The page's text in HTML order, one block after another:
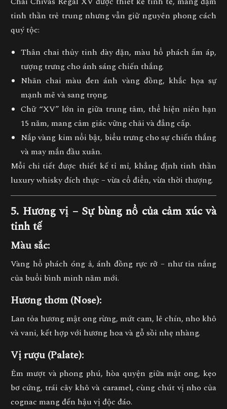
tinh thần trẻ trung nhưng vẫn giữ nguyên phong cách
quý tộc:
Thân chai thủy tinh dày dặn,màu hổ phách ấm áp,
tượng trưng cho ánh sáng chiến thắng.
Nhãn chai màuđen ánh vàng đồng, khắc họa sự
mạnh mẽ và sang trọng.
Chữ “XV” lớn in giữa trung tâm, thể hiện niên hạn
15 năm, mang cảm giác vững chãi và đẳng cấp.
Nắp vàng kim nổi bật, biểu trưng chosự chiến thắng
và may mắn đầu xuân.
Mỗi chi tiết được thiết kế tỉ mỉ, khẳng định tinh thần
luxury whiskyđích thực – vừa cổ điển, vừa thời thượng.
5. Hương vị – Sự bùng nổ của cảm xúc và
tinh tế
Màu sắc:
Vàng hổ phách óng ả, ánh đồng rực rỡ – như tia nắng
của buổi bình minh năm mới.
Hương thơm (Nose):
Lan tỏa hươngmật ong rừng, mứt cam, lê chín, nho khô
và vani, kết hợp với hương hoa và gỗ sồi nhẹ nhàng.
Vị rượu (Palate):
Êm mượt và phong phú, hòa quyện giữamật ong, kẹo
bơ cứng, trái cây khô và caramel, cùng chútvị nho của
cognac mang đến hậu vị độc đáo.